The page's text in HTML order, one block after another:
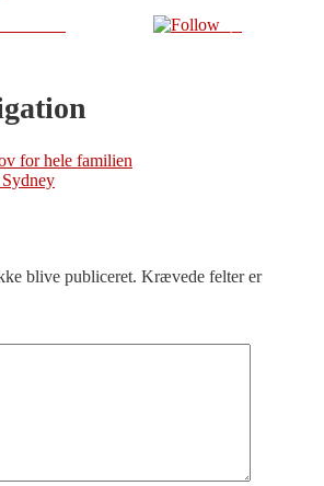
for hele familien
blive publiceret. Krævede felter er